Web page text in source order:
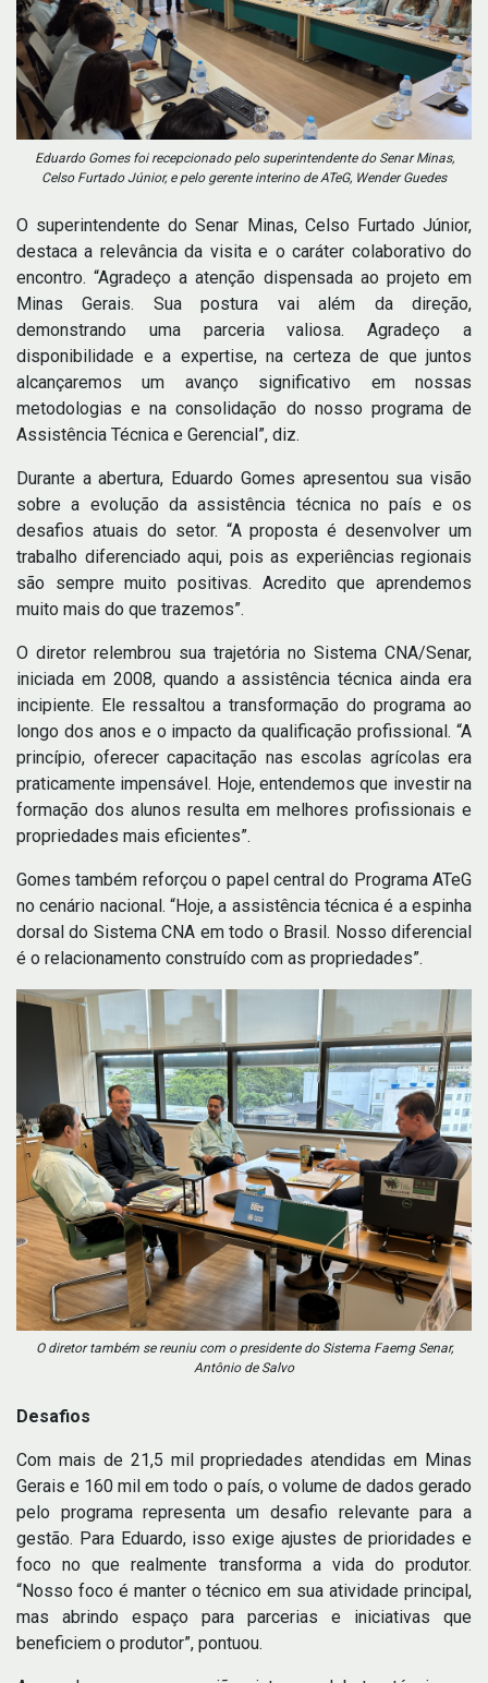
Eduardo Gomes foi recepcionado pelo superintendente do Senar Minas,
Celso Furtado Júnior, e pelo gerente interino de ATeG, Wender Guedes
O superintendente do Senar Minas, Celso Furtado Júnior,
destaca a relevância da visita e o caráter colaborativo do
encontro. “Agradeço a atenção dispensada ao projeto em
Minas Gerais. Sua postura vai além da direção,
demonstrando uma parceria valiosa. Agradeço a
disponibilidade e a expertise, na certeza de que juntos
alcançaremos um avanço significativo em nossas
metodologias e na consolidação do nosso programa de
Assistência Técnica e Gerencial”, diz.
Durante a abertura, Eduardo Gomes apresentou sua visão
sobre a evolução da assistência técnica no país e os
desafios atuais do setor. “A proposta é desenvolver um
trabalho diferenciado aqui, pois as experiências regionais
são sempre muito positivas. Acredito que aprendemos
muito mais do que trazemos”.
O diretor relembrou sua trajetória no Sistema CNA/Senar,
iniciada em 2008, quando a assistência técnica ainda era
incipiente. Ele ressaltou a transformação do programa ao
longo dos anos e o impacto da qualificação profissional. “A
princípio, oferecer capacitação nas escolas agrícolas era
praticamente impensável. Hoje, entendemos que investir na
formação dos alunos resulta em melhores profissionais e
propriedades mais eficientes”.
Gomes também reforçou o papel central do Programa ATeG
no cenário nacional. “Hoje, a assistência técnica é a espinha
dorsal do Sistema CNA em todo o Brasil. Nosso diferencial
é o relacionamento construído com as propriedades”.
O diretor também se reuniu com o presidente do Sistema Faemg Senar,
Antônio de Salvo
Desafios
Com mais de 21,5 mil propriedades atendidas em Minas
Gerais e 160 mil em todo o país, o volume de dados gerado
pelo programa representa um desafio relevante para a
gestão. Para Eduardo, isso exige ajustes de prioridades e
foco no que realmente transforma a vida do produtor.
“Nosso foco é manter o técnico em sua atividade principal,
mas abrindo espaço para parcerias e iniciativas que
beneficiem o produtor”, pontuou.